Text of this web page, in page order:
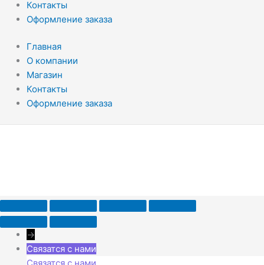
Контакты
Оформление заказа
Главная
О компании
Магазин
Контакты
Оформление заказа
→
Связатся с нами